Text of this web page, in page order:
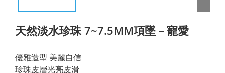
天然淡水珍珠 7~7.5MM項墜－寵愛
優雅造型 美麗自信
珍珠皮層光亮皮滑